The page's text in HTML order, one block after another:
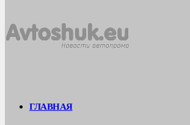
ГЛАВНАЯ